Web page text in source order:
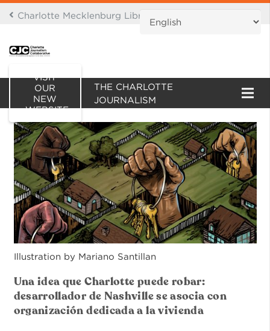
Charlotte Mecklenburg Library Digital Branch
VISIT
OUR
NEW
WEBSITE
THE CHARLOTTE
JOURNALISM
Illustration by Mariano Santillan
Una idea que Charlotte puede robar:
desarrollador de Nashville se asocia con
organización dedicada a la vivienda